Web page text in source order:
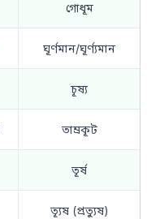
গোধূম
ঘূর্ণমান/ঘূর্ণ্যমান
চূষ্য
তাম্রকূট
তূর্ষ
ত্যূষ (প্রত্যুষ)